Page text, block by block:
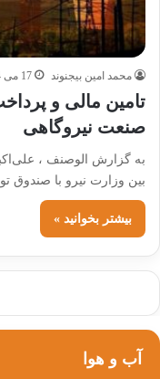
محمد امین بیجنوند 17 می 2024
تامین مالی و
صنعت نیروگاهی
به گزارش الوصنف ،
بین وزارت نیرو با صندوق
بیشتر بخوانید »
آب و هوا